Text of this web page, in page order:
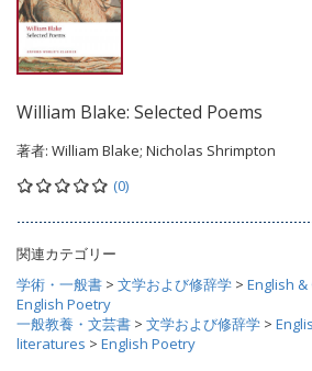
William Blake: Selected Poems
著者: William Blake; Nicholas Shrimpton
(0)
関連カテゴリー
学術・一般書 > 文学および修辞学 > English
English Poetry
一般教養・文芸書 > 文学および修辞学 >
literatures > English Poetry